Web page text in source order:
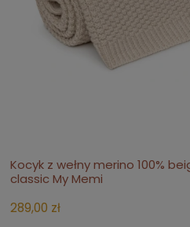
do koszyka
Kocyk z wełny merino 100%
classic My Memi
289,00 zł